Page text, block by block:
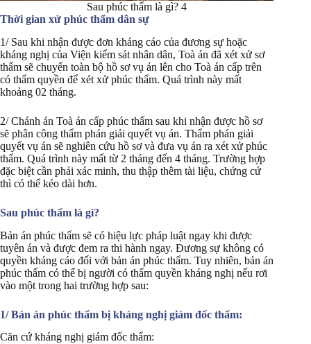
Sau phúc thẩm là gì? 4
Thời gian xử phúc thẩm dân sự
1/ Sau khi nhận được đơn kháng cáo của đương sự hoặc
kháng nghị của Viện kiểm sát nhân dân, Toà án đã xét xử sơ
thẩm sẽ chuyển toàn bộ hồ sơ vụ án lên cho Toà án cấp trên
có thẩm quyền để xét xử phúc thẩm. Quá trình này mất
khoảng 02 tháng.
2/ Chánh án Toà án cấp phúc thẩm sau khi nhận được hồ sơ
sẽ phân công thẩm phán giải quyết vụ án. Thẩm phán giải
quyết vụ án sẽ nghiên cứu hồ sơ và đưa vụ án ra xét xử phúc
thẩm. Quá trình này mất từ 2 tháng đến 4 tháng. Trường hợp
đặc biệt cần phải xác minh, thu thập thêm tài liệu, chứng cứ
thì có thể kéo dài hơn.
Sau phúc thẩm là gì?
Bản án phúc thẩm sẽ có hiệu lực pháp luật ngay khi được
tuyên án và được đem ra thi hành ngay. Đương sự không có
quyền kháng cáo đối với bản án phúc thẩm. Tuy nhiên, bản án
phúc thẩm có thể bị người có thẩm quyền kháng nghị nếu rơi
vào một trong hai trường hợp sau:
1/ Bản án phúc thẩm bị kháng nghị giám đốc thẩm:
Căn cứ kháng nghị giám đốc thẩm: